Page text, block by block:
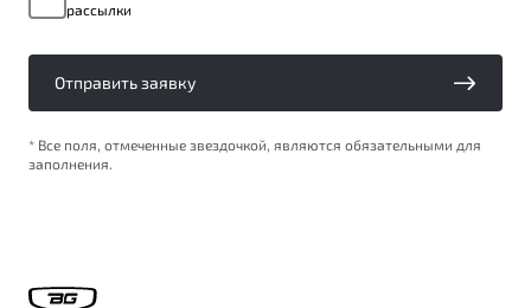
Универсальный кроссовер
Обзор В наличии
Клиентская поддержка
рассылки
Отправить заявку
* Все поля, отмеченные звездочкой, являются обязательными для
заполнения.